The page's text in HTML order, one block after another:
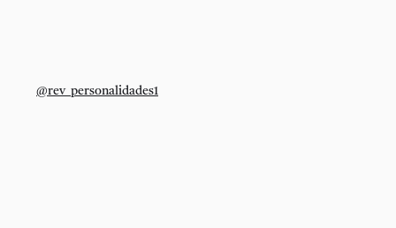
@rev_personalidades1